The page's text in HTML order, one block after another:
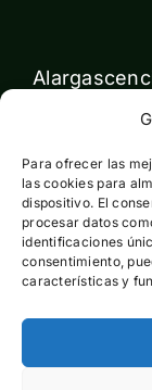
Para ofrecer las
las cookies para
dispositivo. El
procesar datos
identificaciones
consentimiento,
características y
Con el